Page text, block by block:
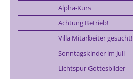
Alpha-Kurs
Achtung Betrieb!
Villa Mitarbeiter gesucht!
Sonntagskinder im Juli
Lichtspur Gottesbilder